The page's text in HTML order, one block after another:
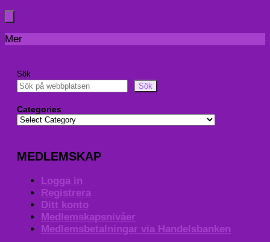
Mer
Sök
Sök
Categories
MEDLEMSKAP
Logga in
Registrera
Ditt konto
Medlemskapsnivåer
Medlemsbetalningar via Handelsbanken